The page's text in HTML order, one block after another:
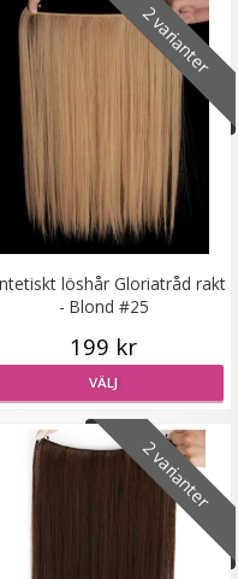
lockigt - Svart #1
★
brun
2 varianter
löshår Gloriatråd rakt
- Blond #25
199 kr
VÄLJ
2 varianter